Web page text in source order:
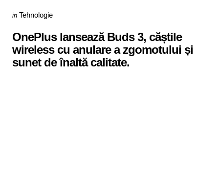
Categories
Posted
in Tehnologie
OnePlus lansează Buds 3, căștile
wireless cu anulare a zgomotului și
sunet de înaltă calitate.